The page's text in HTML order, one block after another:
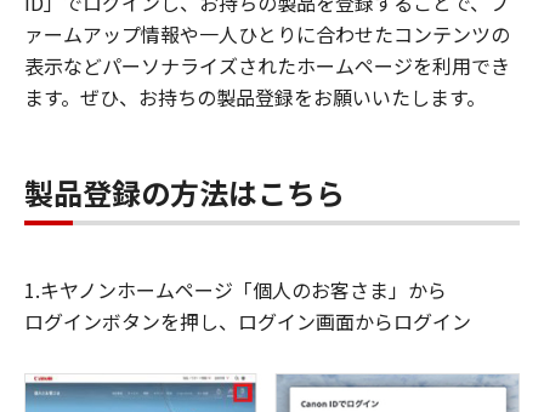
ァームアップ情報や一人ひとりに合わせたコンテンツの
表示などパーソナライズされたホームページを利用でき
ます。ぜひ、お持ちの製品登録をお願いいたします。
製品登録の方法はこちら
1.キヤノンホームページ「個人のお客さま」から
ログインボタンを押し、ログイン画面からログイン